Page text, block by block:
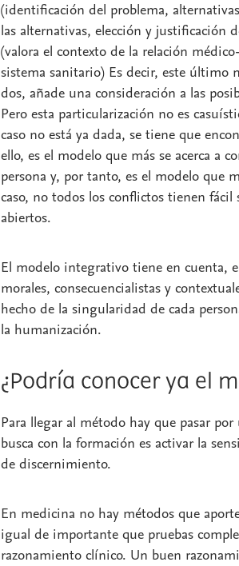
(identificación del problema,
las alternativas, elección y justificación
(valora el contexto de la relación
sistema sanitario) Es decir, este
dos, añade una consideración a las
Pero esta particularización no es
caso no está ya dada, se tiene que
ello, es el modelo que más se acerca a
persona y, por tanto, es el modelo que
caso, no todos los conflictos tienen
abiertos.
El modelo integrativo tiene en cuenta,
morales, consecuencialistas y
hecho de la singularidad de cada
la humanización.
¿Podría conocer ya el
Para llegar al método hay que pasar
busca con la formación es activar la
de discernimiento.
En medicina no hay métodos que
igual de importante que pruebas
razonamiento clínico. Un buen